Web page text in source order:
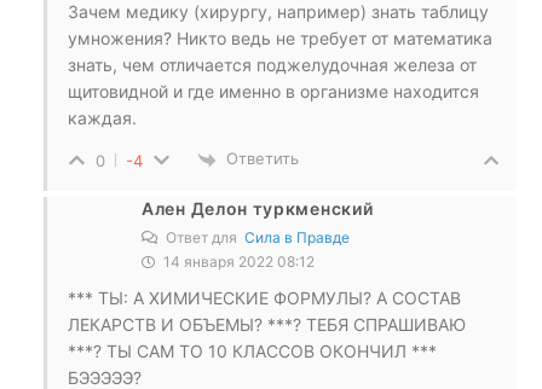
Зачем медику (хирургу, например) знать таблицу
умножения? Никто ведь не требует от математика
знать, чем отличается поджелудочная железа от
щитовидной и где именно в организме находится
каждая.
0 -4 Ответить
Ален Делон туркменский
Ответ для Сила в Правде
14 января 2022 08:12
*** ТЫ: А ХИМИЧЕСКИЕ ФОРМУЛЫ? А СОСТАВ
ЛЕКАРСТВ И ОБЪЕМЫ? ***? ТЕБЯ СПРАШИВАЮ
***? ТЫ САМ ТО 10 КЛАССОВ ОКОНЧИЛ ***
БЭЭЭЭЭ?